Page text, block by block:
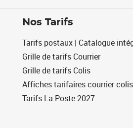
Nos Tarifs
Tarifs postaux | Catalogue
Grille de tarifs Courrier
Grille de tarifs Colis
Affiches tarifaires courrier colis
Tarifs La Poste 2027